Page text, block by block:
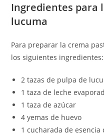
Ingredientes para
lucuma
Para preparar la crema
los siguientes ingredientes:
2 tazas de pulpa de
1 taza de leche
1 taza de azúcar
4 yemas de huevo
1 cucharada de esencia